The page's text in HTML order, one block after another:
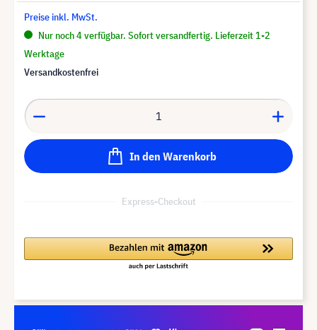
Preise inkl. MwSt.
Nur noch 4 verfügbar. Sofort versandfertig. Lieferzeit 1-2
Werktage
Versandkostenfrei
In den Warenkorb
Express-Checkout